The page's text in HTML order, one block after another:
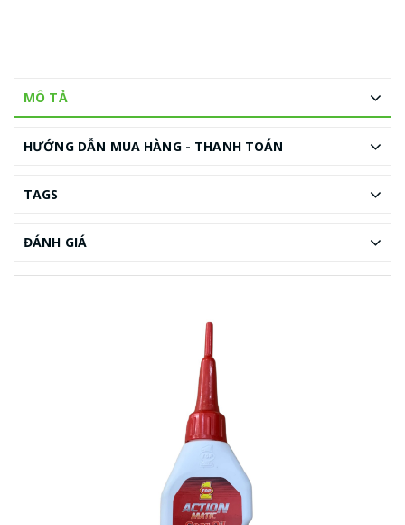
MÔ TẢ
HƯỚNG DẪN MUA HÀNG - THANH TOÁN
TAGS
ĐÁNH GIÁ